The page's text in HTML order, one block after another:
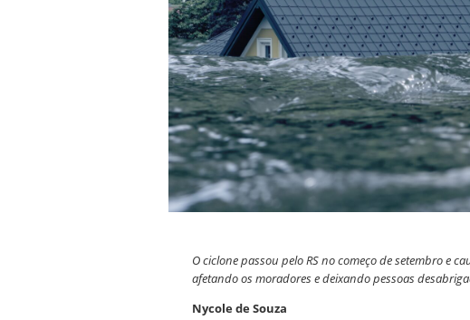
O ciclone passou pelo RS no começo de setembro e
afetando os moradores e deixando pessoas
Nycole de Souza